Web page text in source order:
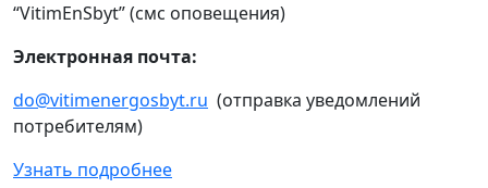
“VitimEnSbyt” (смс оповещения)
Электронная почта:
do@vitimenergosbyt.ru (отправка уведомлений
потребителям)
Узнать подробнее